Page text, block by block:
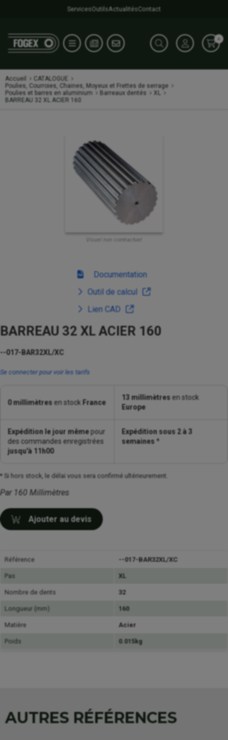
ServicesOutilsActualitésContact
0
Accueil
CATALOGUE
Poulies, Courroies, Chaines, Moyeux et Frettes de serrage
Poulies et barres en aluminium
Barreaux dentés
XL
BARREAU 32 XL ACIER 160
Visuel non contractuel
Documentation
Outil de calcul
Lien CAD
BARREAU 32 XL ACIER 160
--017-BAR32XL/XC
Se connecter pour voir les tarifs
0 millimètresen stock France
13 millimètresen stock
Europe
Expédition le jour mêmepour
des commandes enregistrées
jusqu'à 11h00
Expédition sous 2 à 3
semaines *
* Si hors stock, le délai vous sera confirmé ultérieurement.
Par 160 Millimètres
Ajouter au devis
Référence --017-BAR32XL/XC
Pas XL
Nombre de dents 32
Longueur (mm) 160
Matière Acier
Poids 0.015kg
AUTRES RÉFÉRENCES